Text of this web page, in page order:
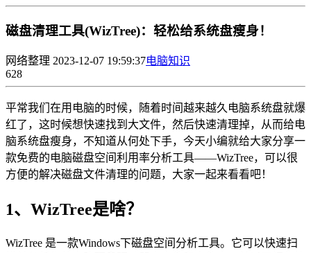
磁盘清理工具(WizTree)：轻松给系统盘瘦身！
网络整理 2023-12-07 19:59:37电脑知识
628
平常我们在用电脑的时候，随着时间越来越久电脑系统盘就爆
红了，这时候想快速找到大文件，然后快速清理掉，从而给电
脑系统盘瘦身，不知道从何处下手，今天小编就给大家分享一
款免费的电脑磁盘空间利用率分析工具——WizTree，可以很
方便的解决磁盘文件清理的问题，大家一起来看看吧！
1、WizTree是啥？
WizTree 是一款Windows下磁盘空间分析工具。它可以快速扫